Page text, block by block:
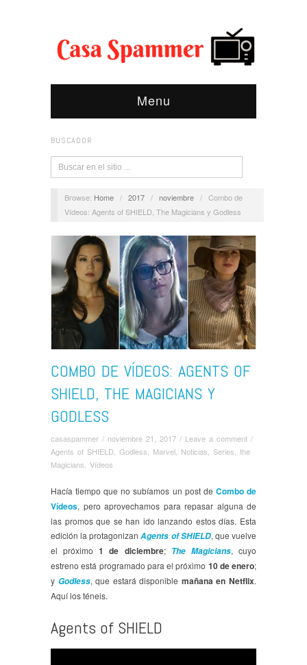
Menu
BUSCADOR
Browse: Home / 2017 / noviembre / Combo de
Vídeos: Agents of SHIELD, The Magicians y Godless
COMBO DE VÍDEOS: AGENTS OF
SHIELD, THE MAGICIANS Y
GODLESS
casaspammer / noviembre 21, 2017 / Leave a comment /
Agents of SHIELD Godless Marvel Noticias Series the
Magicians Ví­deos
Hacía tiempo que no subíamos un post de Combo de
Vídeos, pero aprovechamos para repasar alguna de
las promos que se han ido lanzando estos días. Esta
edición la protagonizanAgents of SHIELD, que vuelve
el próximo1 de diciembre; The Magicians, cuyo
estreno está programado para el próximo 10 de enero;
y Godless, que estará disponible mañana en Netflix.
Aquí los téneis.
Agents of SHIELD